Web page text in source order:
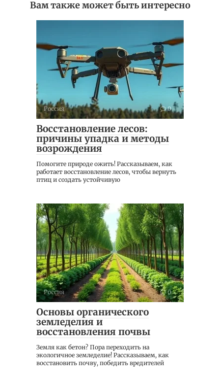
Вам также может быть интересно
Россия 0
Восстановление лесов:
причины упадка и методы
возрождения
Помогите природе ожить! Рассказываем, как
работает восстановление лесов, чтобы вернуть
птиц и создать устойчивую
Россия 0
Основы органического
земледелия и
восстановления почвы
Земля как бетон? Пора переходить на
экологичное земледелие! Рассказываем, как
восстановить почву, победить вредителей